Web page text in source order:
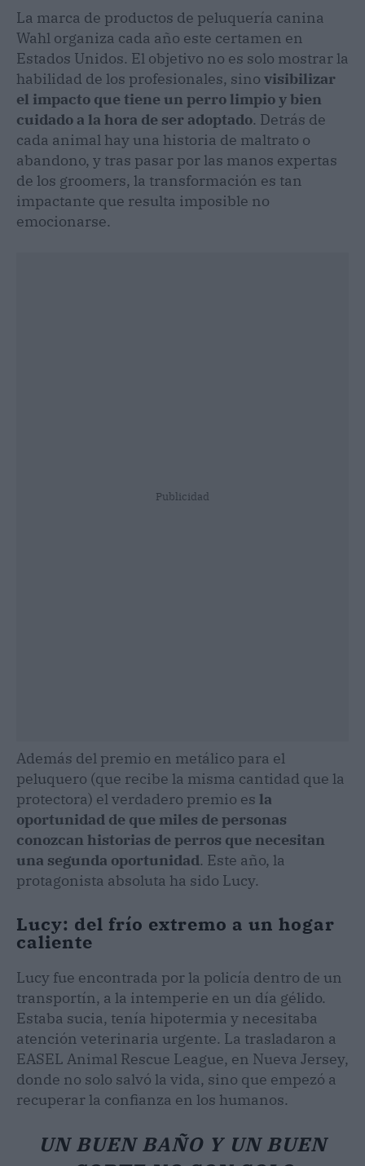
La marca de productos de peluquería canina
Wahl organiza cada año este certamen en
Estados Unidos. El objetivo no es solo mostrar la
habilidad de los profesionales, sino visibilizar
el impacto que tiene un perro limpio y bien
cuidado a la hora de ser adoptado. Detrás de
cada animal hay una historia de maltrato o
abandono, y tras pasar por las manos expertas
de los groomers, la transformación es tan
impactante que resulta imposible no
emocionarse.
Publicidad
Además del premio en metálico para el
peluquero (que recibe la misma cantidad que la
protectora) el verdadero premio es la
oportunidad de que miles de personas
conozcan historias de perros que necesitan
una segunda oportunidad. Este año, la
protagonista absoluta ha sido Lucy.
Lucy: del frío extremo a un hogar
caliente
Lucy fue encontrada por la policía dentro de un
transportín, a la intemperie en un día gélido.
Estaba sucia, tenía hipotermia y necesitaba
atención veterinaria urgente. La trasladaron a
EASEL Animal Rescue League, en Nueva Jersey,
donde no solo salvó la vida, sino que empezó a
recuperar la confianza en los humanos.
UN BUEN BAÑO Y UN BUEN